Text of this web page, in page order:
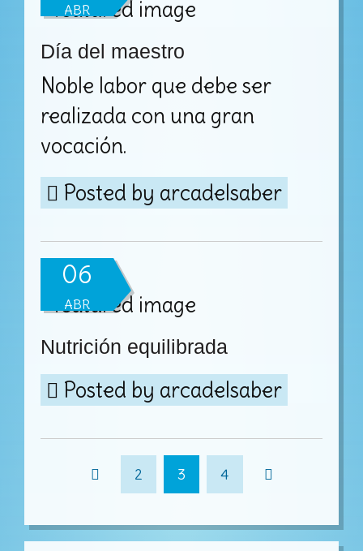
ABR
Día del maestro
Noble labor que debe ser
realizada con una gran
vocación.
Posted by arcadelsaber
06
ABR
Nutrición equilibrada
Posted by arcadelsaber
2 3 4